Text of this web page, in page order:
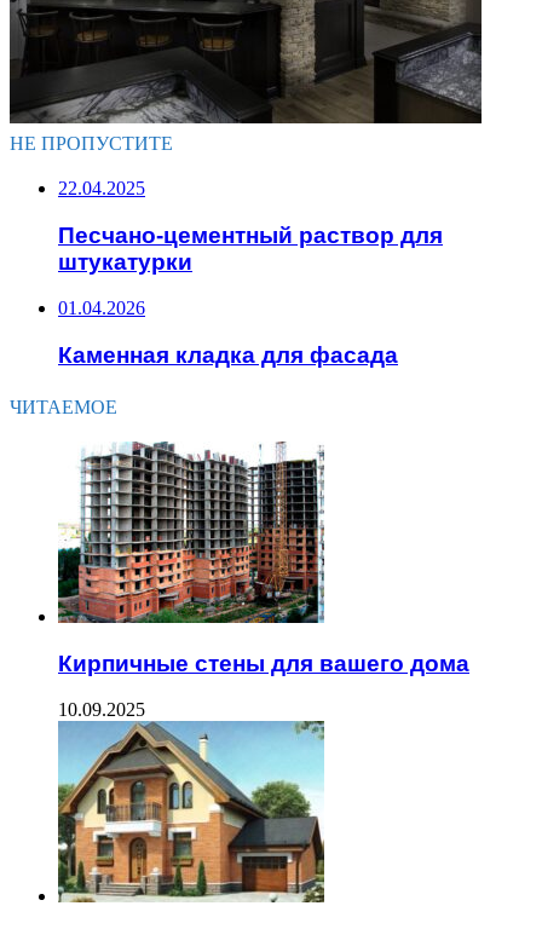
НЕ ПРОПУСТИТЕ
22.04.2025
Песчано-цементный раствор для
штукатурки
01.04.2026
Каменная кладка для фасада
ЧИТАЕМОЕ
Кирпичные стены для вашего дома
10.09.2025